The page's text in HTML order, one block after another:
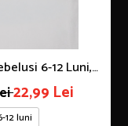
6-12 Luni,
Albastră
22,99 Lei
12 luni